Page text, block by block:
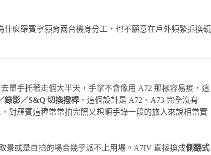
麼羅賓寧願背兩台機身分工，也不願意在戶外頻繁拆換鏡
單手托著走個大半天，手掌不會像用 A72 那樣容易痠，這
錄影／S&Q 切換撥桿 ，這個設計是 A72、A73 完全沒有
對羅賓這種常常拍完照又想順手錄一段的旅人來說相當實
景或是自拍的場合幾乎派不上用場。A7IV 直接換成側翻式